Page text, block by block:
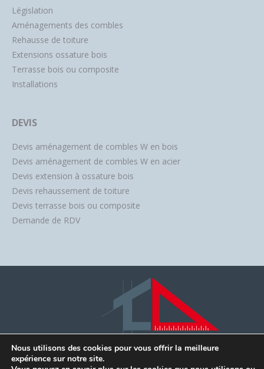
Législation
Aménagements des combles
Rehausse de toiture
Extensions ossature bois
Terrasse bois ou composite
Installations
DEVIS
Devis aménagement de combles W en bois
Devis aménagement de combles W en acier
Devis extension à ossature bois
Devis rehaussement de toiture
Devis terrasse bois ou composite
Demande de RDV
Nous utilisons des cookies pour vous offrir la meilleure
expérience sur notre site.